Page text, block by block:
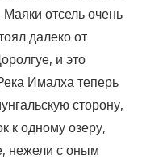
отсель очень
далеко от
и это
Ималха теперь
сторону,
к одному озеру,
нежели с оным